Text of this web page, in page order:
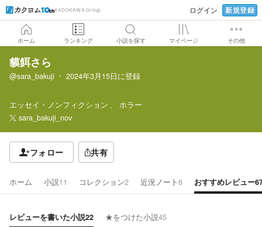
KADOKAWA Group ログイン 新規登録
ホーム ランキング 小説を探す マイページ その他
貘餌さら
@sara_bakuji 2024年3月15日に登録
エッセイ・ノンフィクション
ホラー
sara_bakuji_nov
フォロー 共有
ホーム 小説11 コレクション2 近況ノート6 おすすめレビュー
レビューを書いた小説22 ★をつけた小説45